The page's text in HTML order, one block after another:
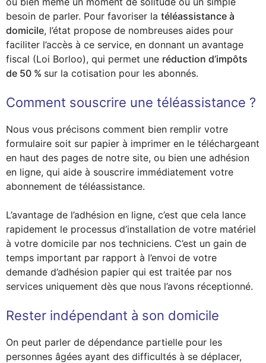
besoin de parler. Pour favoriser la téléassistance à
domicile, l’état propose de nombreuses aides pour
faciliter l’accès à ce service, en donnant un avantage
fiscal (Loi Borloo), qui permet une réduction d’impôts
de 50 % sur la cotisation pour les abonnés.
Comment souscrire une téléassistance ?
Nous vous précisons comment bien remplir votre
formulaire soit sur papier à imprimer en le téléchargeant
en haut des pages de notre site, ou bien une adhésion
en ligne, qui aide à souscrire immédiatement votre
abonnement de téléassistance.
L’avantage de l’adhésion en ligne, c’est que cela lance
rapidement le processus d’installation de votre matériel
à votre domicile par nos techniciens. C’est un gain de
temps important par rapport à l’envoi de votre
demande d’adhésion papier qui est traitée par nos
services uniquement dès que nous l’avons réceptionné.
Rester indépendant à son domicile
On peut parler de dépendance partielle pour les
personnes âgées ayant des difficultés à se déplacer,